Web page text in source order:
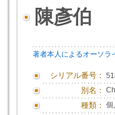
陳彥伯
著者本人によるオーソラ
シリアル番号：
別名：
種類： 個